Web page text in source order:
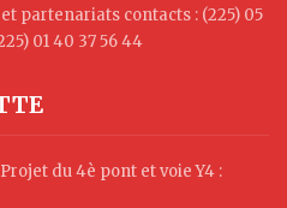
partenariats contacts : (225) 05
01 40 37 56 44
du 4è pont et voie Y4 :